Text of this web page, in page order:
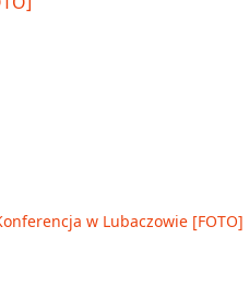
w Lubaczowie [FOTO]